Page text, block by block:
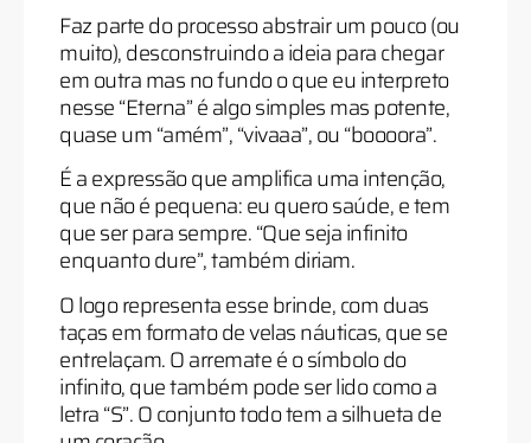
Faz parte do processo abstrair um pouco (ou
muito), desconstruindo a ideia para chegar
em outra mas no fundo o que eu interpreto
nesse “Eterna” é algo simples mas potente,
quase um “amém”, “vivaaa”, ou “boooora”.
É a expressão que amplifica uma intenção,
que não é pequena: eu quero saúde, e tem
que ser para sempre. “Que seja infinito
enquanto dure”, também diriam.
O logo representa esse brinde, com duas
taças em formato de velas náuticas, que se
entrelaçam. O arremate é o símbolo do
infinito, que também pode ser lido como a
letra “S”. O conjunto todo tem a silhueta de